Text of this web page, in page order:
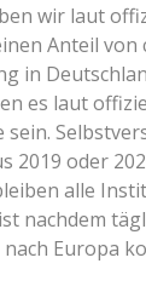
wir laut
Anteil von
in
es laut
2019 oder
alle
nachdem
Europa